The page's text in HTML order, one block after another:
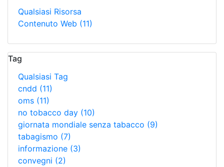
Qualsiasi Risorsa
Contenuto Web (11)
Tag
Qualsiasi Tag
cndd (11)
oms (11)
no tobacco day (10)
giornata mondiale senza tabacco (9)
tabagismo (7)
informazione (3)
convegni (2)